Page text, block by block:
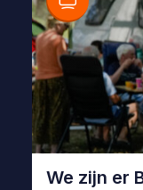
We zijn er